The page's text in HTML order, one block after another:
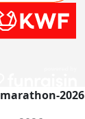
2026